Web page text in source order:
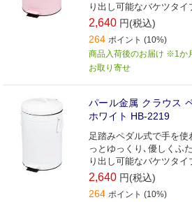
り出し可能なバケツタイ
2,640 円(税込)
264 ポイント (10%)
商品入荷後のお届け ※1か
お取り寄せ
パール金属 クラウス
ホワイト HB-2219
足踏みペダル式で手を
っとゆっくり､優しくふ
り出し可能なバケツタイ
2,640 円(税込)
264 ポイント (10%)